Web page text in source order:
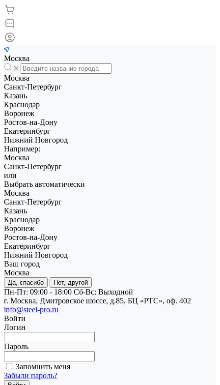
Москва
Москва
Санкт-Петербург
Казань
Краснодар
Воронеж
Ростов-на-Дону
Екатеринбург
Нижний Новгород
Например:
Москва
Санкт-Петербург
или
Выбрать автоматически
Москва
Санкт-Петербург
Казань
Краснодар
Воронеж
Ростов-на-Дону
Екатеринбург
Нижний Новгород
Ваш город
Москва
Да, спасибо Нет, другой
Пн-Пт: 09:00 - 18:00 Cб-Вс: Выходной
г. Москва, Дмитровское шоссе, д.85, БЦ «РТС», оф. 402
info@steel-pro.ru
Войти
Логин
Пароль
Запомнить меня
Забыли пароль?